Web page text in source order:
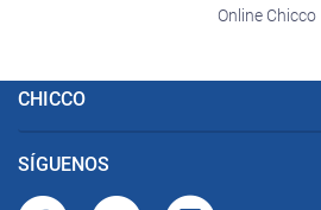
Online Chicco
CHICCO
SÍGUENOS